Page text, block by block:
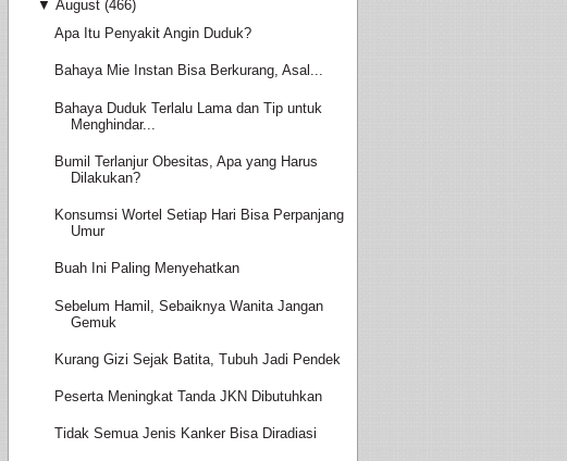
▼ August (466)
Apa Itu Penyakit Angin Duduk?
Bahaya Mie Instan Bisa Berkurang, Asal...
Bahaya Duduk Terlalu Lama dan Tip untuk
Menghindar...
Bumil Terlanjur Obesitas, Apa yang Harus
Dilakukan?
Konsumsi Wortel Setiap Hari Bisa Perpanjang
Umur
Buah Ini Paling Menyehatkan
Sebelum Hamil, Sebaiknya Wanita Jangan
Gemuk
Kurang Gizi Sejak Batita, Tubuh Jadi Pendek
Peserta Meningkat Tanda JKN Dibutuhkan
Tidak Semua Jenis Kanker Bisa Diradiasi